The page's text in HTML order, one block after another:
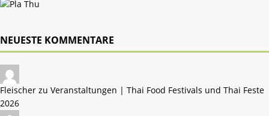
NEUESTE KOMMENTARE
Fleischer zu Veranstaltungen | Thai Food Festivals und Thai Feste
2026